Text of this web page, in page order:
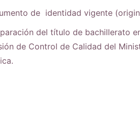
de identidad vigente
del título de bachillerato
de Control de Calidad del